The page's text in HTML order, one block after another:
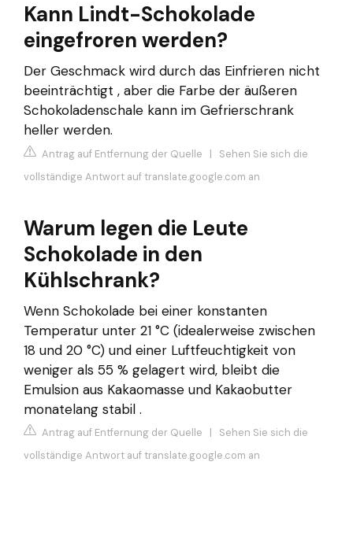
Kann Lindt-Schokolade
eingefroren werden?
Der Geschmack wird durch das Einfrieren nicht
beeinträchtigt , aber die Farbe der äußeren
Schokoladenschale kann im Gefrierschrank
heller werden.
Antrag auf Entfernung der Quelle | Sehen Sie sich die
vollständige Antwort auf translate.google.com an
Warum legen die Leute
Schokolade in den
Kühlschrank?
Wenn Schokolade bei einer konstanten
Temperatur unter 21 °C (idealerweise zwischen
18 und 20 °C) und einer Luftfeuchtigkeit von
weniger als 55 % gelagert wird, bleibt die
Emulsion aus Kakaomasse und Kakaobutter
monatelang stabil .
Antrag auf Entfernung der Quelle | Sehen Sie sich die
vollständige Antwort auf translate.google.com an